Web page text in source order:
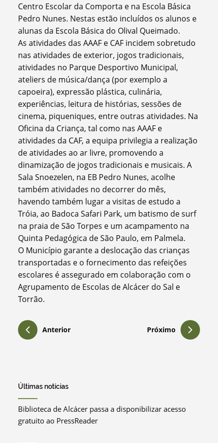
Centro Escolar da Comporta e na Escola Básica
Pedro Nunes. Nestas estão incluídos os alunos e
alunas da Escola Básica do Olival Queimado.
As atividades das AAAF e CAF incidem sobretudo
nas atividades de exterior, jogos tradicionais,
atividades no Parque Desportivo Municipal,
ateliers de música/dança (por exemplo a
capoeira), expressão plástica, culinária,
experiências, leitura de histórias, sessões de
cinema, piqueniques, entre outras atividades. Na
Oficina da Criança, tal como nas AAAF e
atividades da CAF, a equipa privilegia a realização
de atividades ao ar livre, promovendo a
dinamização de jogos tradicionais e musicais. A
Sala Snoezelen, na EB Pedro Nunes, acolhe
também atividades no decorrer do mês,
havendo também lugar a visitas de estudo a
Tróia, ao Badoca Safari Park, um batismo de surf
na praia de São Torpes e um acampamento na
Quinta Pedagógica de São Paulo, em Palmela.
O Município garante a deslocação das crianças
transportadas e o fornecimento das refeições
escolares é assegurado em colaboração com o
Agrupamento de Escolas de Alcácer do Sal e
Torrão.
Anterior Próximo
Últimas notícias
Biblioteca de Alcácer passa a disponibilizar acesso
gratuito ao PressReader